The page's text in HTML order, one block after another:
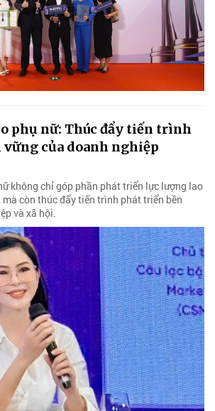
phụ nữ: Thúc đẩy tiến trình
của doanh nghiệp
không chỉ góp phần phát triển lực lượng lao
còn thúc đẩy tiến trình phát triển bền
và xã hội.